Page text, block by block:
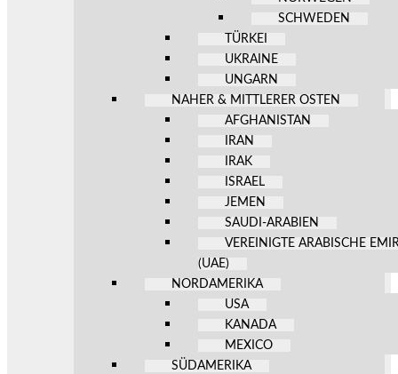
SCHWEDEN
TÜRKEI
UKRAINE
UNGARN
NAHER & MITTLERER OSTEN
AFGHANISTAN
IRAN
IRAK
ISRAEL
JEMEN
SAUDI-ARABIEN
VEREINIGTE ARABISCHE
(UAE)
NORDAMERIKA
USA
KANADA
MEXICO
SÜDAMERIKA